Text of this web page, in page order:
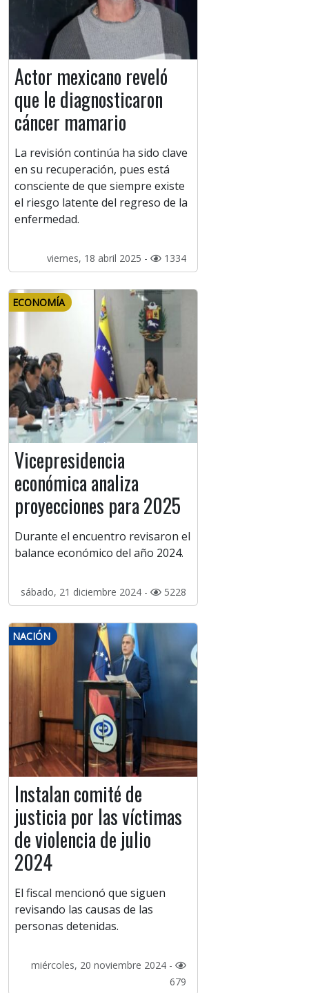
Actor mexicano reveló
que le diagnosticaron
cáncer mamario
La revisión continúa ha sido clave
en su recuperación, pues está
consciente de que siempre existe
el riesgo latente del regreso de la
enfermedad.
viernes, 18 abril 2025 - 1334
ECONOMÍA
Vicepresidencia
económica analiza
proyecciones para 2025
Durante el encuentro revisaron el
balance económico del año 2024.
sábado, 21 diciembre 2024 - 5228
NACIÓN
Instalan comité de
justicia por las víctimas
de violencia de julio
2024
El fiscal mencionó que siguen
revisando las causas de las
personas detenidas.
miércoles, 20 noviembre 2024 -
679